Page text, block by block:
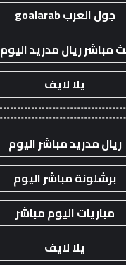
جول العرب goalarab
مباشر ريال مدريد اليوم
يلا لايف
ريال مدريد مباشر اليوم
برشلونة مباشر اليوم
مباريات اليوم مباشر
يلا لايف